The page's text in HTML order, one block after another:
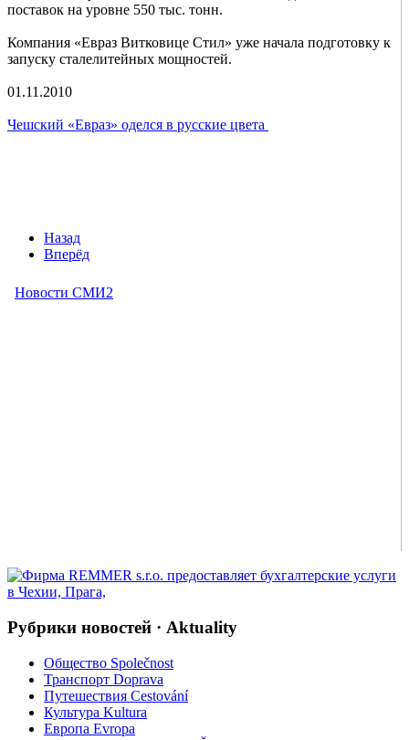
поставок на уровне 550 тыс. тонн.
Компания «Евраз Витковице Стил» уже начала подготовку к
запуску сталелитейных мощностей.
01.11.2010
Чешский «Евраз» оделся в русские цвета
Назад
Вперёд
Рубрики новостей · Aktuality
Общество Společnost
Транспорт Doprava
Путешествия Cestování
Культура Kultura
Европа Evropa